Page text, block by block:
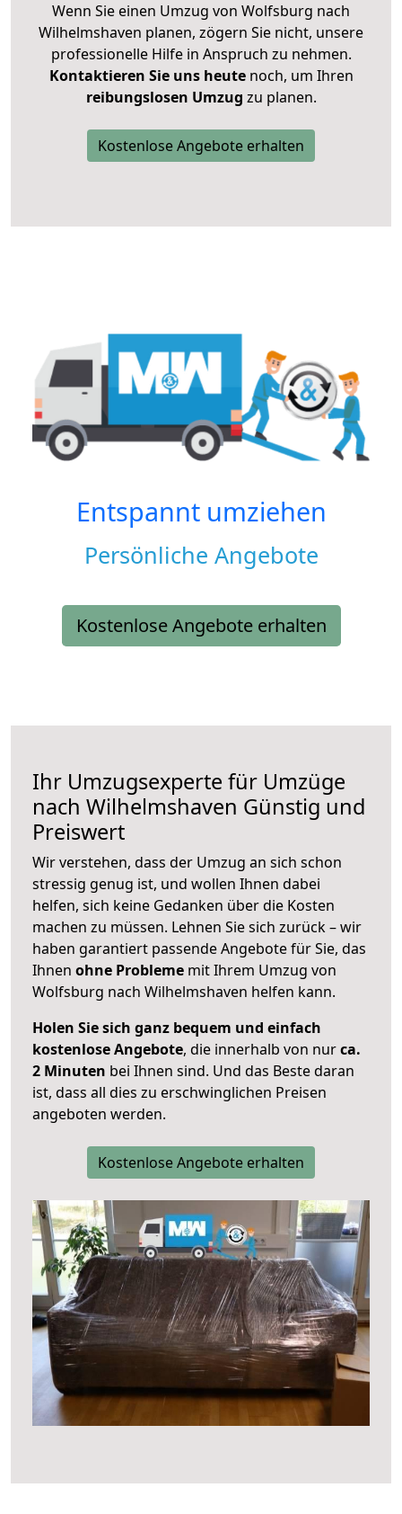
Wenn Sie einen Umzug von Wolfsburg nach
Wilhelmshaven planen, zögern Sie nicht, unsere
professionelle Hilfe in Anspruch zu nehmen.
Kontaktieren Sie uns heutenoch, um Ihren
reibungslosen Umzug zu planen.
Kostenlose Angebote erhalten
Entspannt umziehen
Persönliche Angebote
Kostenlose Angebote erhalten
Ihr Umzugsexperte für Umzüge
nach Wilhelmshaven Günstig und
Preiswert
Wir verstehen, dass der Umzug an sich schon
stressig genug ist, und wollen Ihnen dabei
helfen, sich keine Gedanken über die Kosten
machen zu müssen. Lehnen Sie sich zurück – wir
haben garantiert passende Angebote für Sie, das
Ihnen ohne Probleme mit Ihrem Umzug von
Wolfsburg nach Wilhelmshaven helfen kann.
Holen Sie sich ganz bequem und einfach
kostenlose Angebote, die innerhalb von nurca.
2 Minuten bei Ihnen sind. Und das Beste daran
ist, dass all dies zu erschwinglichen Preisen
angeboten werden.
Kostenlose Angebote erhalten